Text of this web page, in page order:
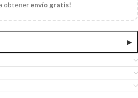
obtener envío gratis!
▶